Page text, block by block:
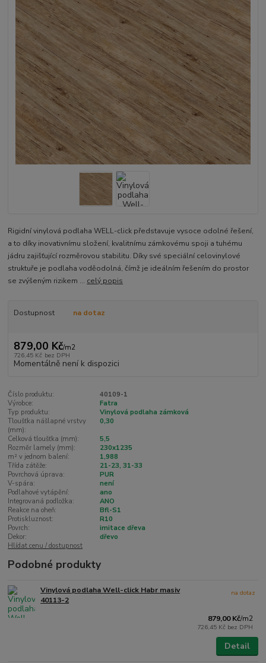
Rigidní vinylová podlaha WELL-click představuje vysoce odolné řešení,
a to díky inovativnímu složení, kvalitnímu zámkovému spoji a tuhému
jádru zajišťující rozměrovou stabilitu. Díky své speciální celovinylové
struktuře je podlaha voděodolná, čímž je ideálním řešením do prostor
se zvýšeným rizikem ... celý popis
Dostupnost na dotaz
879,00 Kč/m2
726,45 Kč bez DPH
Momentálně není k dispozici
Číslo produktu:
40109-1
Výrobce:
Fatra
Typ produktu:
Vinylová podlaha zámková
Tloušťka nášlapné vrstvy
(mm):
0,30
Celková tloušťka (mm):
5,5
Rozměr lamely (mm):
230x1235
m² v jednom balení:
1,988
Třída zátěže:
21-23, 31-33
Povrchová úprava:
PUR
V-spára:
není
Podlahové vytápění:
ano
Integrovaná podložka:
ANO
Reakce na oheň:
Bfl-S1
Protiskluznost:
R10
Povrch:
imitace dřeva
Dekor:
dřevo
Hlídat cenu / dostupnost
Podobné produkty
Vinylová podlaha Well-click Habr masiv
40113-2
879,00 Kč/m2
726,45 Kč bez DPH
na dotaz
Detail